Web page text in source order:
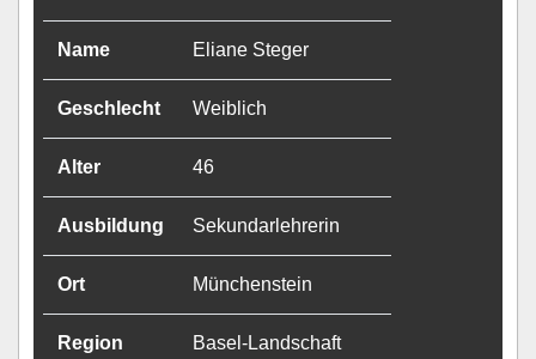
Name Eliane Steger
Geschlecht Weiblich
Alter 46
Ausbildung Sekundarlehrerin
Ort Münchenstein
Region Basel-Landschaft